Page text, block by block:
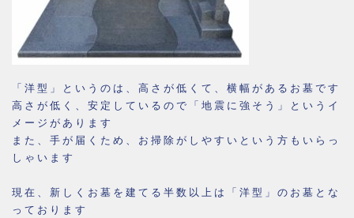
「洋型」というのは、高さが低くて、横幅があるお墓です
高さが低く、安定しているので「地震に強そう」というイ
メージがあります
また、手が届くため、お掃除がしやすいという方もいらっ
しゃいます
現在、新しくお墓を建てる半数以上は「洋型」のお墓とな
っております